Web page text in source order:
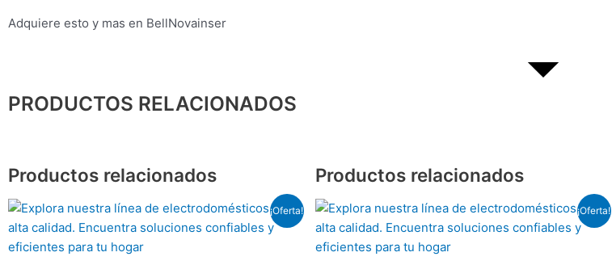
Adquiere esto y mas en BellNovainser
PRODUCTOS RELACIONADOS
Productos relacionados
¡Oferta!
El
original
era:
El
actual
es:
Productos relacionados
¡Oferta!
El
original
era:
El
actual
es: